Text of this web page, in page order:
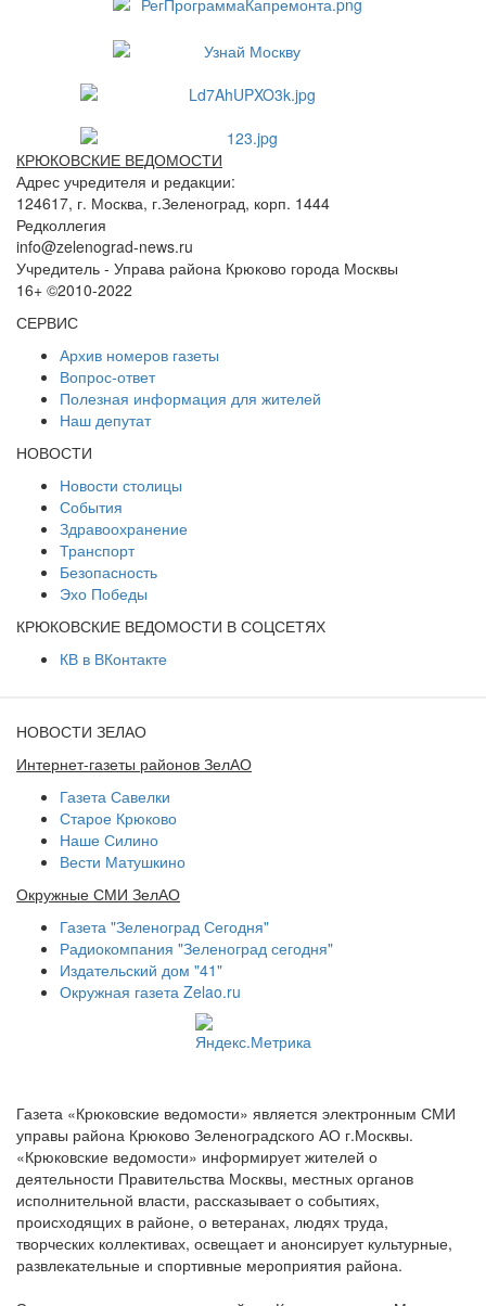
КРЮКОВСКИЕ ВЕДОМОСТИ
Адрес учредителя и редакции:
124617, г. Москва, г.Зеленоград, корп. 1444
Редколлегия
info@zelenograd-news.ru
Учредитель - Управа района Крюково города Москвы
16+ ©2010-2022
СЕРВИС
Архив номеров газеты
Вопрос-ответ
Полезная информация для жителей
Наш депутат
НОВОСТИ
Новости столицы
События
Здравоохранение
Транспорт
Безопасность
Эхо Победы
КРЮКОВСКИЕ ВЕДОМОСТИ В СОЦСЕТЯХ
КВ в ВКонтакте
НОВОСТИ ЗЕЛАО
Интернет-газеты районов ЗелАО
Газета Савелки
Старое Крюково
Наше Силино
Вести Матушкино
Окружные СМИ ЗелАО
Газета "Зеленоград Сегодня"
Радиокомпания "Зеленоград сегодня"
Издательский дом "41"
Окружная газета Zelao.ru
Газета «Крюковские ведомости» является электронным СМИ
управы района Крюково Зеленоградского АО г.Москвы.
«Крюковские ведомости» информирует жителей о
деятельности Правительства Москвы, местных органов
исполнительной власти, рассказывает о событиях,
происходящих в районе, о ветеранах, людях труда,
творческих коллективах, освещает и анонсирует культурные,
развлекательные и спортивные мероприятия района.